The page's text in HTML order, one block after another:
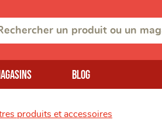
Blog
produits et accessoires